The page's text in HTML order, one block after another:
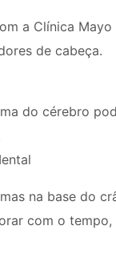
a Clínica
de cabeça.
do cérebro
na base do
com o tempo,